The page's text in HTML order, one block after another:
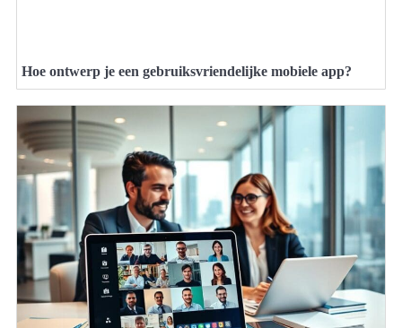
Hoe ontwerp je een gebruiksvriendelijke mobiele app?